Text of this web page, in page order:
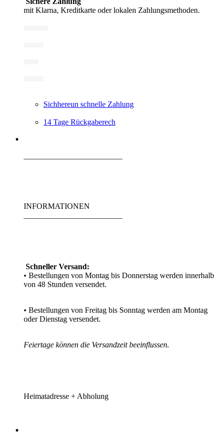
mit Klarna, Kreditkarte oder lokalen Zahlungsmethoden.
Sichhereun schnelle Zahlung
14 Tage Rückgaberech
INFORMATIONEN
Schneller Versand:
• Bestellungen von Montag bis Donnerstag werden innerhalb
von 48 Stunden versendet.
• Bestellungen von Freitag bis Sonntag werden am Montag
oder Dienstag versendet.
Feiertage können die Versandzeit beeinflussen.
Heimatadresse + Abholung​